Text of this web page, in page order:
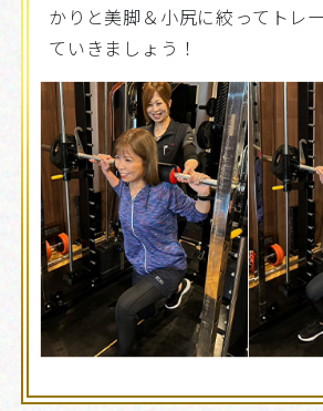
かりと美脚＆小尻に絞ってトレ
ていきましょう！